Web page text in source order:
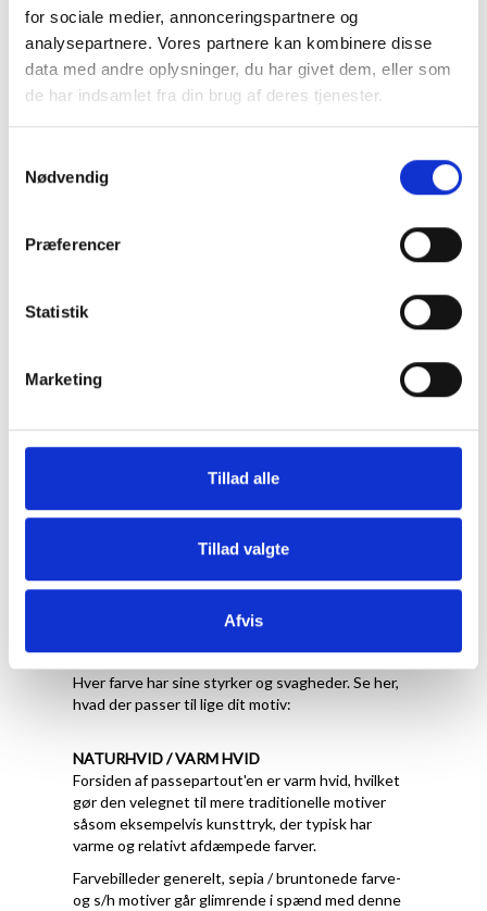
for sociale medier, annonceringspartnere og
analysepartnere. Vores partnere kan kombinere disse
data med andre oplysninger, du har givet dem, eller som
de har indsamlet fra din brug af deres tjenester.
Nødvendig
Præferencer
Statistik
Marketing
Tillad alle
Tillad valgte
Afvis
Hvilken farve skal jeg
Hver farve har sine styrker og svagheder. Se her,
hvad der passer til lige dit motiv:
NATURHVID / VARM HVID
Forsiden af passepartout'en er varm hvid, hvilket
gør den velegnet til mere traditionelle motiver
såsom eksempelvis kunsttryk, der typisk har
varme og relativt afdæmpede farver.
Farvebilleder generelt, sepia / bruntonede farve-
og s/h motiver går glimrende i spænd med denne